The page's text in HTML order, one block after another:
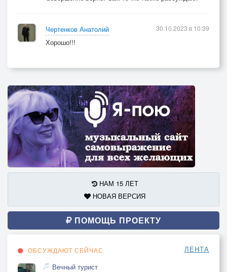
Такая наша Селяви
Чертенков Анатолий
Хорошо!!!
30.10.2023 в 10:39
НАМ 15 ЛЕТ
НОВАЯ ВЕРСИЯ
ПОМОЩЬ ПРОЕКТУ
ОБСУЖДАЮТ СЕЙЧАС ЛЕНТА
Вечный турист